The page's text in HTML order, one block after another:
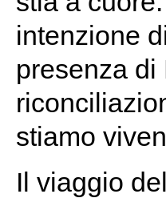
intenzione
presenza
stiamo
Il viaggio